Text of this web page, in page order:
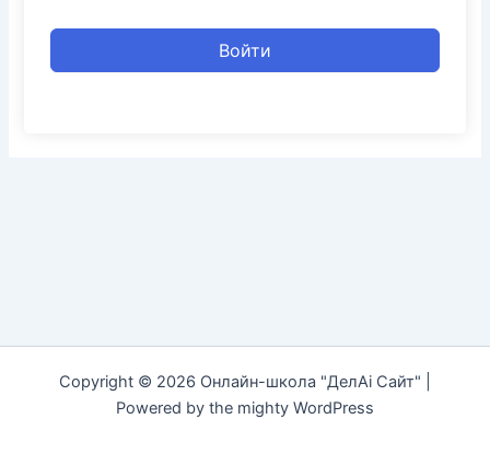
Войти
Copyright © 2026 Онлайн-школа "ДелAi Сайт" |
Powered by the mighty WordPress